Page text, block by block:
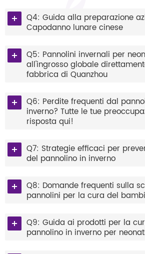
Q4: Guida alla preparazione
Capodanno lunare cinese
Q5: Pannolini invernali per
all'ingrosso globale
fabbrica di Quanzhou
Q6: Perdite frequenti dal
inverno? Tutte le tue
risposta qui!
Q7: Strategie efficaci per
del pannolino in inverno
Q8: Domande frequenti sulla
pannolini per la cura del
Q9: Guida ai prodotti per la
pannolino in inverno per